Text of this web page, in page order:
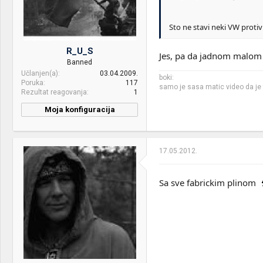
R_U_S
Banned
Učlanjen(a)
03.04.2009.
Poruka
117
Rezultat reagovanja
1
Moja konfiguracija
Cooler Master Hyper 212 ,
1.6GHz
Motherboard:
Biostar A78XA-A2T-AMD-
Ati RD770-----Acer Aspire
9300
RAM:
2x1Gb Kingston VR@1GHz-
5-4-4-12 -----2xGB DDR2
SODIMM
VGA & cooler:
Sto ne stavi neki VW
Jes, pa da jadnom
boki:
samo je sasa matic video da
17.05.2012.
Sa sve fabrickim plinom